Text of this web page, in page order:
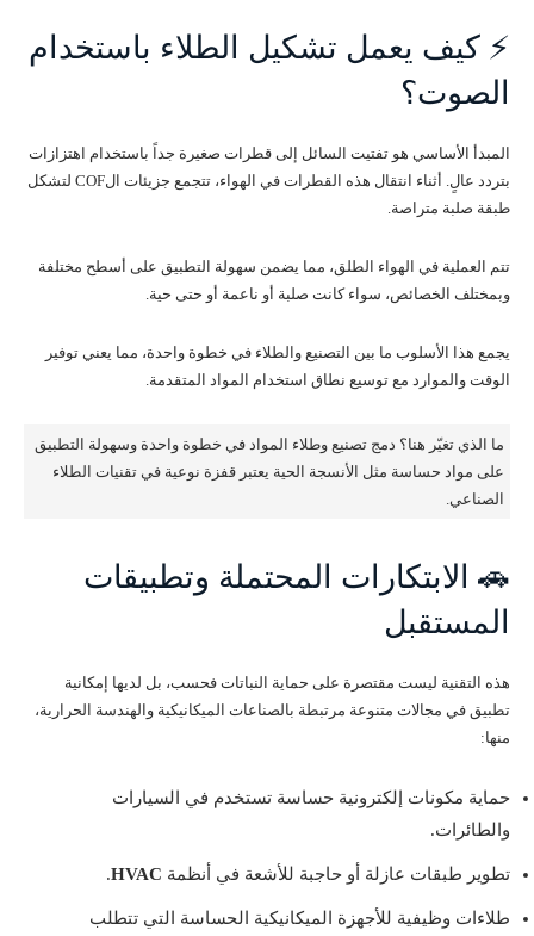
⚡ كيف يعمل تشكيل الطلاء باستخدام
الصوت؟
المبدأ الأساسي هو تفتيت السائل إلى قطرات صغيرة جداً باستخدام اهتزازات
بتردد عالٍ. أثناء انتقال هذه القطرات في الهواء، تتجمع جزيئات الCOF لتشكل
طبقة صلبة متراصة.
تتم العملية في الهواء الطلق، مما يضمن سهولة التطبيق على أسطح مختلفة
وبمختلف الخصائص، سواء كانت صلبة أو ناعمة أو حتى حية.
يجمع هذا الأسلوب ما بين التصنيع والطلاء في خطوة واحدة، مما يعني توفير
الوقت والموارد مع توسيع نطاق استخدام المواد المتقدمة.
ما الذي تغيّر هنا؟ دمج تصنيع وطلاء المواد في خطوة واحدة وسهولة التطبيق
على مواد حساسة مثل الأنسجة الحية يعتبر قفزة نوعية في تقنيات الطلاء
الصناعي.
🚗 الابتكارات المحتملة وتطبيقات
المستقبل
هذه التقنية ليست مقتصرة على حماية النباتات فحسب، بل لديها إمكانية
تطبيق في مجالات متنوعة مرتبطة بالصناعات الميكانيكية والهندسة الحرارية،
منها:
حماية مكونات إلكترونية حساسة تستخدم في السيارات
والطائرات.
تطوير طبقات عازلة أو حاجبة للأشعة في أنظمة HVAC
.
طلاءات وظيفية للأجهزة الميكانيكية الحساسة التي تتطلب